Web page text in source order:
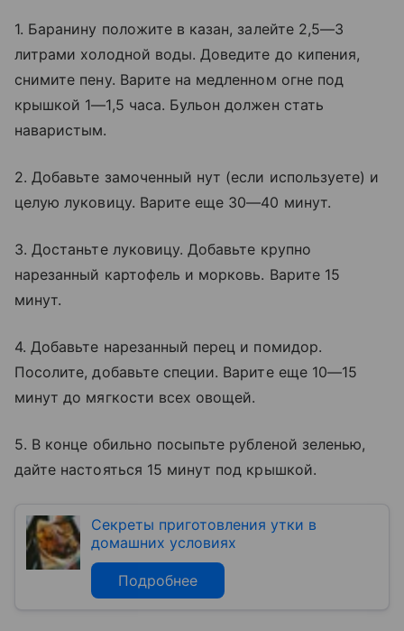
1. Баранину положите в казан, залейте 2,5—3
литрами холодной воды. Доведите до кипения,
снимите пену. Варите на медленном огне под
крышкой 1—1,5 часа. Бульон должен стать
наваристым.
2. Добавьте замоченный нут (если используете) и
целую луковицу. Варите еще 30—40 минут.
3. Достаньте луковицу. Добавьте крупно
нарезанный картофель и морковь. Варите 15
минут.
4. Добавьте нарезанный перец и помидор.
Посолите, добавьте специи. Варите еще 10—15
минут до мягкости всех овощей.
5. В конце обильно посыпьте рубленой зеленью,
дайте настояться 15 минут под крышкой.
Секреты приготовления утки в
домашних условиях
Подробнее